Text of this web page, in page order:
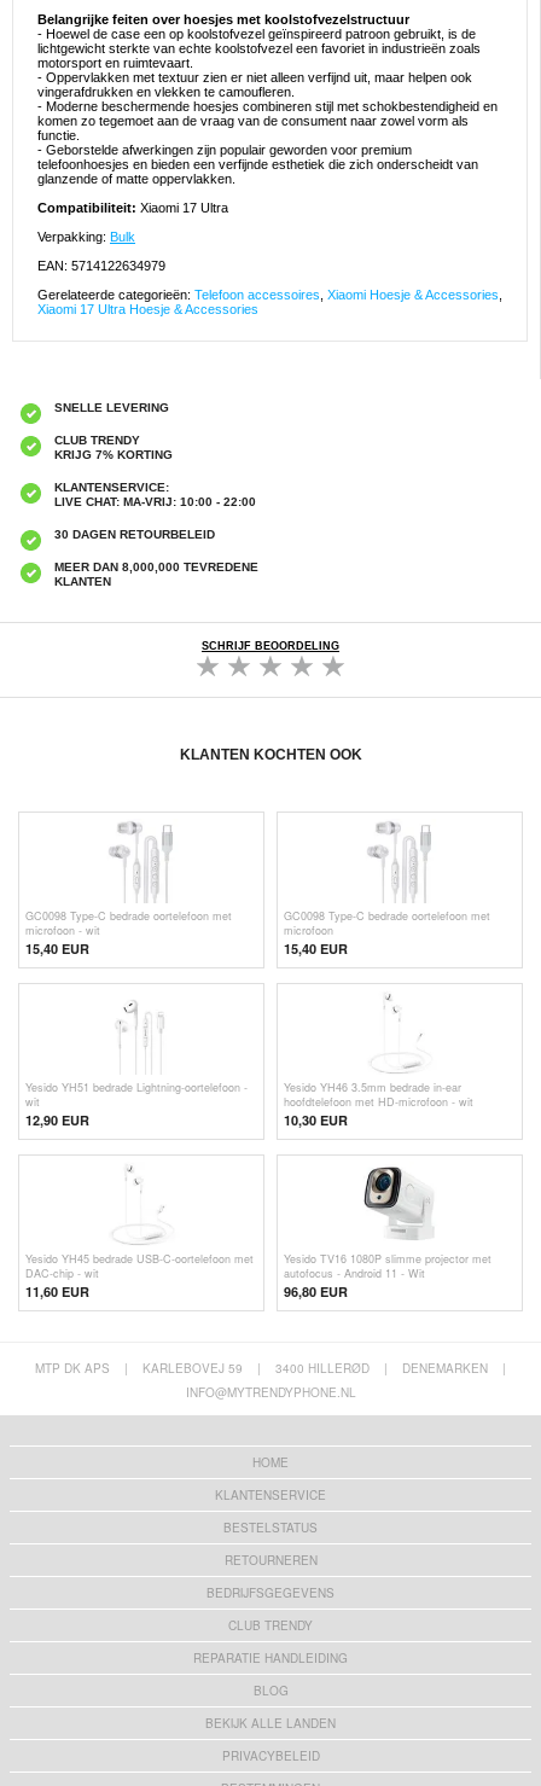
Belangrijke feiten over hoesjes met koolstofvezelstructuur
- Hoewel de case een op koolstofvezel geïnspireerd patroon gebruikt, is de
lichtgewicht sterkte van echte koolstofvezel een favoriet in industrieën zoals
motorsport en ruimtevaart.
- Oppervlakken met textuur zien er niet alleen verfijnd uit, maar helpen ook
vingerafdrukken en vlekken te camoufleren.
- Moderne beschermende hoesjes combineren stijl met schokbestendigheid en
komen zo tegemoet aan de vraag van de consument naar zowel vorm als
functie.
- Geborstelde afwerkingen zijn populair geworden voor premium
telefoonhoesjes en bieden een verfijnde esthetiek die zich onderscheidt van
glanzende of matte oppervlakken.
Compatibiliteit: Xiaomi 17 Ultra
Verpakking: Bulk
EAN: 5714122634979
Gerelateerde categorieën: Telefoon accessoires Xiaomi Hoesje & Accessories
Xiaomi 17 Ultra Hoesje & Accessories
SNELLE LEVERING
CLUB TRENDY
KRIJG 7% KORTING
KLANTENSERVICE:
LIVE CHAT: MA-VRIJ: 10:00 - 22:00
30 DAGEN RETOURBELEID
MEER DAN 8,000,000 TEVREDENE
KLANTEN
SCHRIJF BEOORDELING
KLANTEN KOCHTEN OOK
GC0098 Type-C bedrade oortelefoon met
microfoon - wit
15,40 EUR
GC0098 Type-C bedrade oortelefoon met
microfoon
15,40 EUR
Yesido YH51 bedrade Lightning-oortelefoon -
wit
12,90 EUR
Yesido YH46 3.5mm bedrade in-ear
hoofdtelefoon met HD-microfoon - wit
10,30 EUR
Yesido YH45 bedrade USB-C-oortelefoon met
DAC-chip - wit
11,60 EUR
Yesido TV16 1080P slimme projector met
autofocus - Android 11 - Wit
96,80 EUR
MTP DK APS | KARLEBOVEJ 59 | 3400 HILLERØD | DENEMARKEN
|
INFO@MYTRENDYPHONE.NL
HOME
KLANTENSERVICE
BESTELSTATUS
RETOURNEREN
BEDRIJFSGEGEVENS
CLUB TRENDY
REPARATIE HANDLEIDING
BLOG
BEKIJK ALLE LANDEN
PRIVACYBELEID